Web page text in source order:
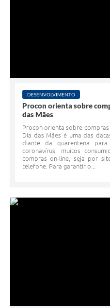
DESENVOLVIMENTO
Procon orienta sobre
das Mães
Procon orienta sobre
Dia das Mães é uma das
diante da quarentena
coronavírus, muitos
compras on-line, seja por
telefone. Para garantir o...